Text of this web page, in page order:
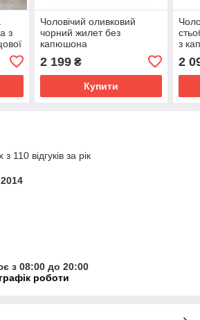
з
Чоловічий оливковий
чорний жилет без
капюшона
2 199₴
Купити
з
2
110 відгуків за рік
з 08:00 до 20:00
роботи